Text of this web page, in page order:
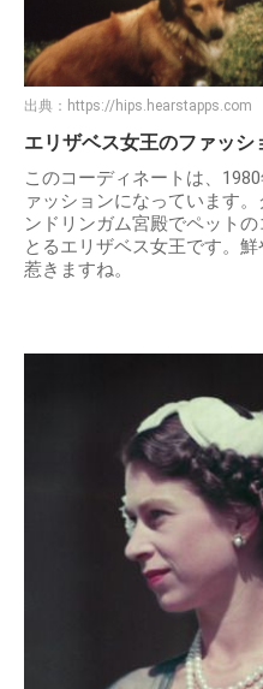
出典： https://hips.hearstapps.com
エリザベス女王のファッシ
このコーディネートは、
ァッションになっています
ンドリンガム宮殿でペット
とるエリザベス女王です。
惹きますね。